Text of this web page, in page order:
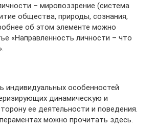
– мировоззрение (система
общества, природы, сознания,
об этом элементе можно
«Направленность личности – что
индивидуальных особенностей
динамическую и
ее деятельности и поведения.
можно прочитать здесь.